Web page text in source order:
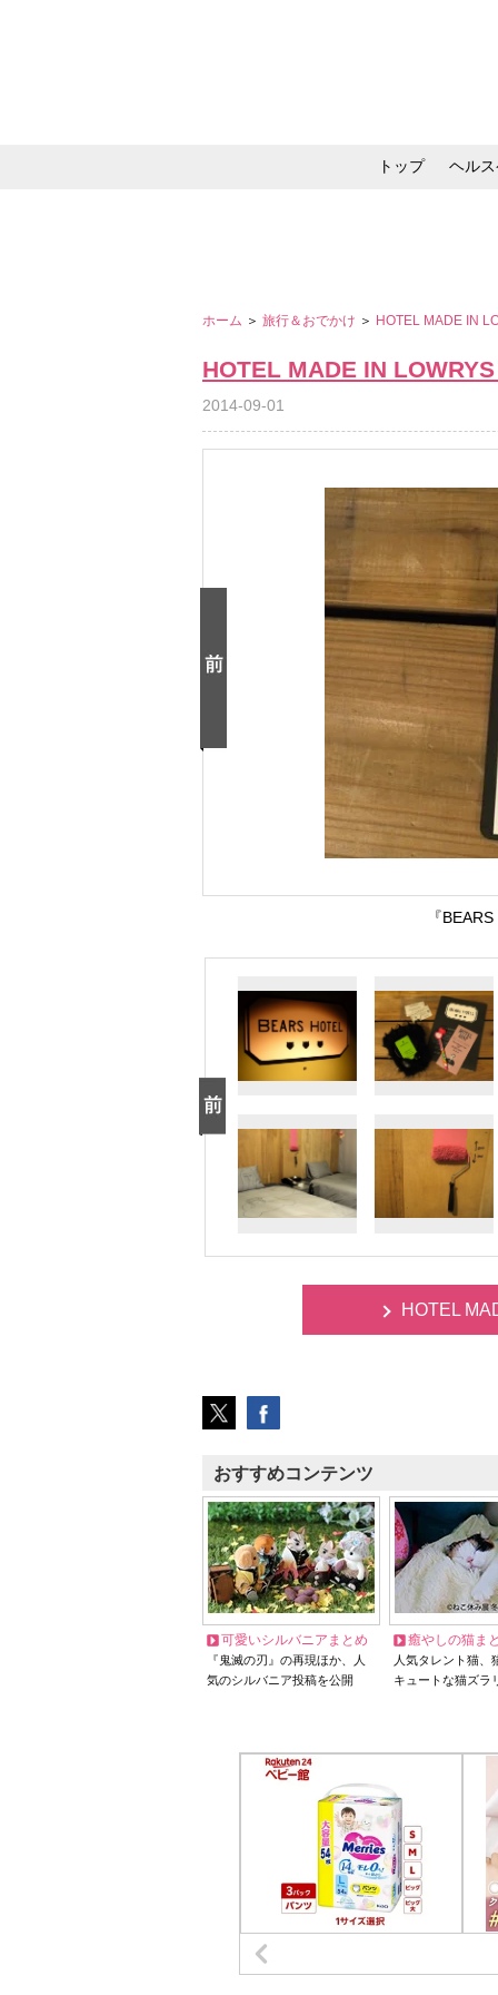
トップ ヘル
ホーム ＞ 旅行＆おでかけ ＞ HOTEL MADE IN
HOTEL MADE IN
2014-09-01
『
HOTEL
おすすめコンテンツ
可愛いシルバニアまとめ
『鬼滅の刃』の再現ほか、人
気のシルバニア投稿を公開
癒やしの猫ま
人気タレント猫
キュートな猫ズラ